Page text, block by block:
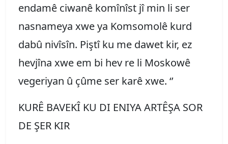
endamê ciwanê komînîst jî min li ser
nasnameya xwe ya Komsomolê kurd
dabû nivîsîn. Piştî ku me dawet kir, ez
hevjîna xwe em bi hev re li Moskowê
vegeriyan û çûme ser karê xwe. ‘’
KURÊ BAVEKÎ KU DI ENIYA ARTÊŞA SOR
DE ŞER KIR